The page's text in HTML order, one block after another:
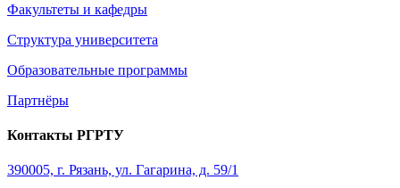
Факультеты и кафедры
Структура университета
Образовательные программы
Партнёры
Контакты РГРТУ
390005, г. Рязань, ул. Гагарина, д. 59/1